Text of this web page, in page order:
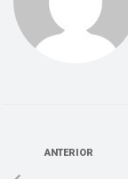
ANTERIOR